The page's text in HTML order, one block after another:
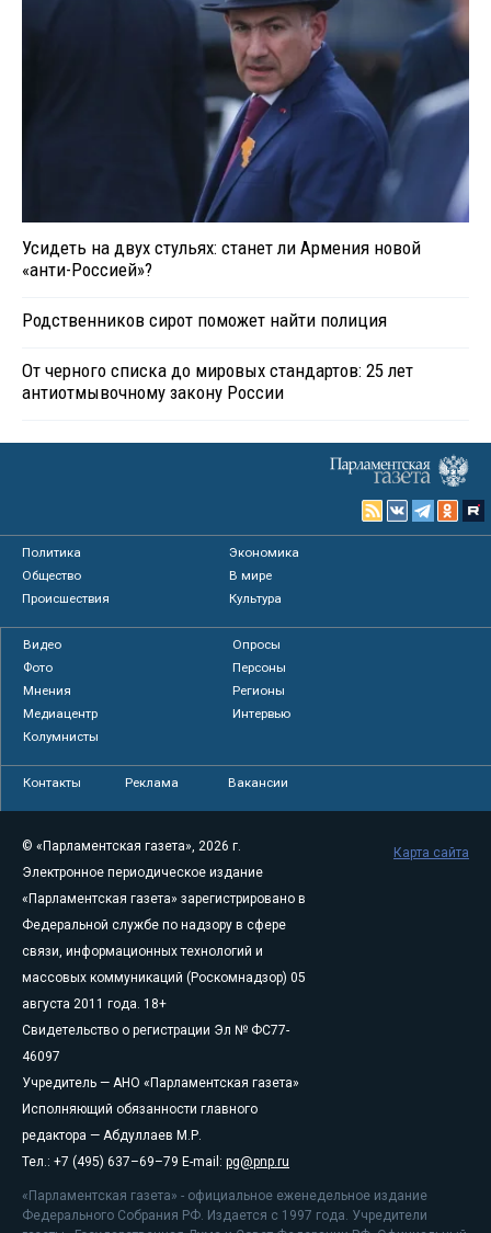
Усидеть на двух стульях: станет ли Армения новой
«анти-Россией»?
Родственников сирот поможет найти полиция
От черного списка до мировых стандартов: 25 лет
антиотмывочному закону России
Политика
Экономика
Общество
В мире
Происшествия
Культура
Видео
Опросы
Фото
Персоны
Мнения
Регионы
Медиацентр
Интервью
Колумнисты
Контакты Реклама Вакансии
© «Парламентская газета», 2026 г.
Электронное периодическое издание
«Парламентская газета» зарегистрировано в
Федеральной службе по надзору в сфере
связи, информационных технологий и
массовых коммуникаций (Роскомнадзор) 05
августа 2011 года. 18+
Свидетельство о регистрации Эл № ФС77-
46097
Учредитель — АНО «Парламентская газета»
Исполняющий обязанности главного
редактора — Абдуллаев М.Р.
Тел.: +7 (495) 637–69–79 E-mail: pg@pnp.ru
«Парламентская газета» - официальное еженедельное издание
Федерального Собрания РФ. Издается с 1997 года. Учредители
Карта сайта